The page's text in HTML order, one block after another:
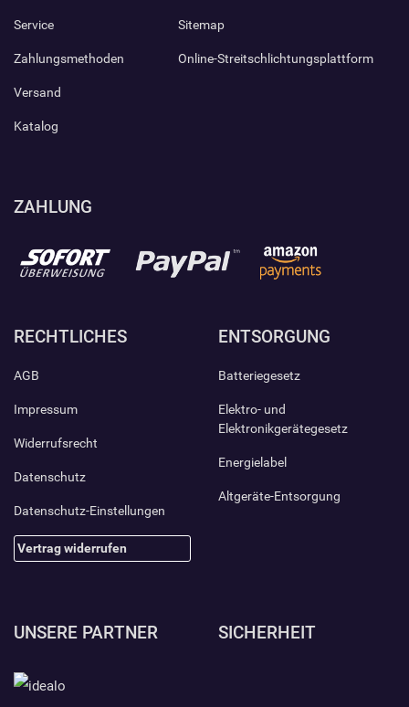
Service
Zahlungsmethoden
Versand
Katalog
Sitemap
Online-Streitschlichtungsplattform
ZAHLUNG
RECHTLICHES
AGB
Impressum
Widerrufsrecht
Datenschutz
Datenschutz-Einstellungen
Vertrag widerrufen
ENTSORGUNG
Batteriegesetz
Elektro- und
Elektronikgerätegesetz
Energielabel
Altgeräte-Entsorgung
UNSERE PARTNER SICHERHEIT